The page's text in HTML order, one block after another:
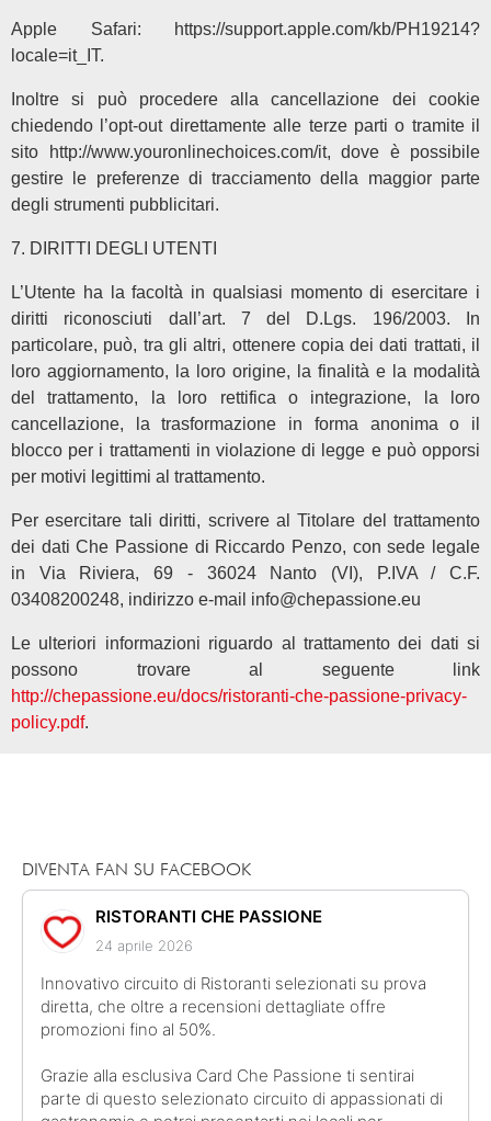
Apple Safari: https://support.apple.com/kb/PH19214?
locale=it_IT.
chiedendo l’opt-out direttamente alle terze parti o tramite il
sito http://www.youronlinechoices.com/it, dove è possibile
gestire le preferenze di tracciamento della maggior parte
degli strumenti pubblicitari.
7. DIRITTI DEGLI UTENTI
L’Utente ha la facoltà in qualsiasi momento di esercitare i
diritti riconosciuti dall’art. 7 del D.Lgs. 196/2003. In
particolare, può, tra gli altri, ottenere copia dei dati trattati, il
loro aggiornamento, la loro origine, la finalità e la modalità
del trattamento, la loro rettifica o integrazione, la loro
cancellazione, la trasformazione in forma anonima o il
blocco per i trattamenti in violazione di legge e può opporsi
per motivi legittimi al trattamento.
Per esercitare tali diritti, scrivere al Titolare del trattamento
dei dati Che Passione di Riccardo Penzo, con sede legale
in Via Riviera, 69 - 36024 Nanto (VI), P.IVA / C.F.
03408200248, indirizzo e-mail info@chepassione.eu
Le ulteriori informazioni riguardo al trattamento dei dati si
possono trovare al seguente link
http://chepassione.eu/docs/ristoranti-che-passione-privacy-
policy.pdf.
DIVENTA FAN SU FACEBOOK
RISTORANTI CHE PASSIONE
24 aprile 2026
Innovativo circuito di Ristoranti selezionati su prova
diretta, che oltre a recensioni dettagliate offre
promozioni fino al 50%.
Grazie alla esclusiva Card Che Passione ti sentirai
parte di questo selezionato circuito di appassionati di